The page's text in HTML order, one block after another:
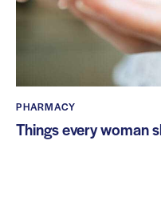
PHARMACY
Things every woman